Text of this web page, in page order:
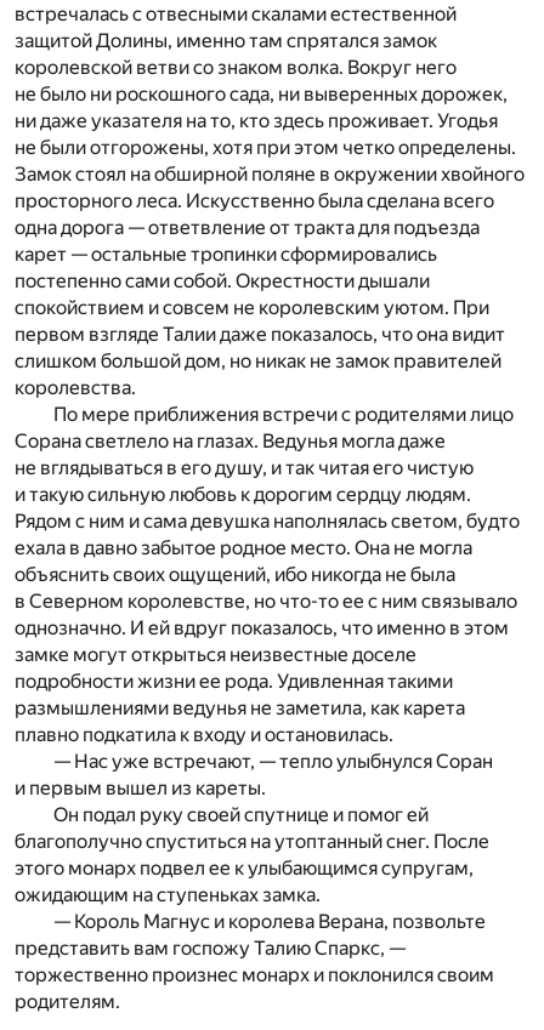
встречалась с отвесными скалами естественной
защитой Долины, именно там спрятался замок
королевской ветви со знаком волка. Вокруг него
не было ни роскошного сада, ни выверенных дорожек,
ни даже указателя на то, кто здесь проживает. Угодья
не были отгорожены, хотя при этом четко определены.
Замок стоял на обширной поляне в окружении хвойного
просторного леса. Искусственно была сделана всего
одна дорога — ответвление от тракта для подъезда
карет — остальные тропинки сформировались
постепенно сами собой. Окрестности дышали
спокойствием и совсем не королевским уютом. При
первом взгляде Талии даже показалось, что она видит
слишком большой дом, но никак не замок правителей
королевства.
По мере приближения встречи с родителями лицо
Сорана светлело на глазах. Ведунья могла даже
не вглядываться в его душу, и так читая его чистую
и такую сильную любовь к дорогим сердцу людям.
Рядом с ним и сама девушка наполнялась светом, будто
ехала в давно забытое родное место. Она не могла
объяснить своих ощущений, ибо никогда не была
в Северном королевстве, но что-то ее с ним связывало
однозначно. И ей вдруг показалось, что именно в этом
замке могут открыться неизвестные доселе
подробности жизни ее рода. Удивленная такими
размышлениями ведунья не заметила, как карета
плавно подкатила к входу и остановилась.
— Нас уже встречают, — тепло улыбнулся Соран
и первым вышел из кареты.
Он подал руку своей спутнице и помог ей
благополучно спуститься на утоптанный снег. После
этого монарх подвел ее к улыбающимся супругам,
ожидающим на ступеньках замка.
— Король Магнус и королева Верана, позвольте
представить вам госпожу Талию Спаркс, —
торжественно произнес монарх и поклонился своим
родителям.